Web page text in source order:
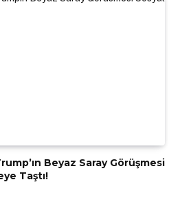
Beyaz Saray Görüşmesi
Taştı!